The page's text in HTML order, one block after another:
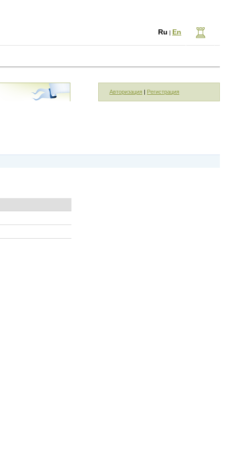
Ru | En
Авторизация | Регистрация